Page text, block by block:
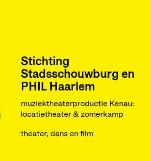
Stichting
Stadsschouwburg en
PHIL Haarlem
muziektheaterproductie Kenau:
locatietheater & zomerkamp
theater, dans en film